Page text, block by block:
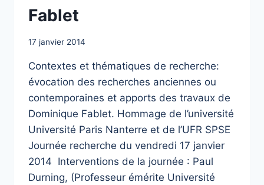
Fablet
17 janvier 2014
Contextes et thématiques de recherche:
évocation des recherches anciennes ou
contemporaines et apports des travaux de
Dominique Fablet. Hommage de l’université
Université Paris Nanterre et de l’UFR SPSE
Journée recherche du vendredi 17 janvier
2014 Interventions de la journée : Paul
Durning, (Professeur émérite Université